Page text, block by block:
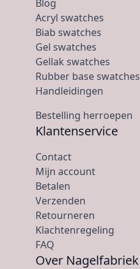
Blog
Acryl swatches
Biab swatches
Gel swatches
Gellak swatches
Rubber base swatches
Handleidingen
Bestelling herroepen
Klantenservice
Contact
Mijn account
Betalen
Verzenden
Retourneren
Klachtenregeling
FAQ
Over Nagelfabriek